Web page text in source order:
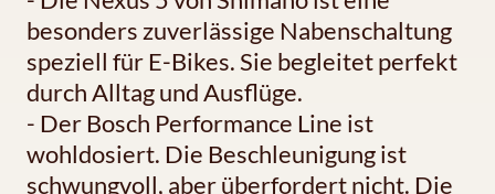
besonders zuverlässige Nabenschaltung
speziell für E-Bikes. Sie begleitet perfekt
durch Alltag und Ausflüge.
- Der Bosch Performance Line ist
wohldosiert. Die Beschleunigung ist
schwungvoll, aber überfordert nicht. Die